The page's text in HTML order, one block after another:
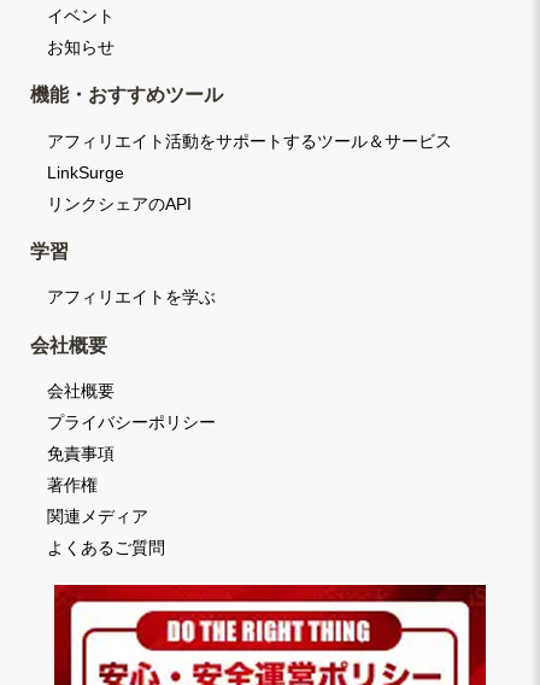
イベント
お知らせ
機能・おすすめツール
アフィリエイト活動をサポートするツール＆サービス
LinkSurge
リンクシェアのAPI
学習
アフィリエイトを学ぶ
会社概要
会社概要
プライバシーポリシー
免責事項
著作権
関連メディア
よくあるご質問